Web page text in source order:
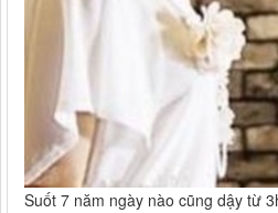
Suốt 7 năm ngày nào cũng dậy từ